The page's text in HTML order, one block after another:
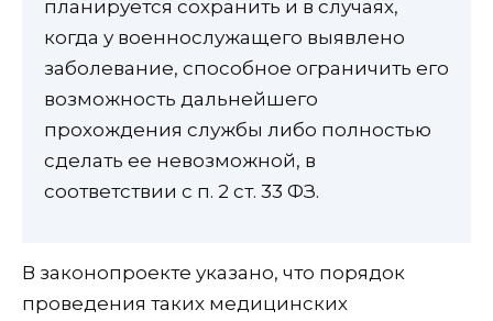
планируется сохранить и в случаях,
когда у военнослужащего выявлено
заболевание, способное ограничить его
возможность дальнейшего
прохождения службы либо полностью
сделать ее невозможной, в
соответствии с п. 2 ст. 33 ФЗ.
В законопроекте указано, что порядок
проведения таких медицинских